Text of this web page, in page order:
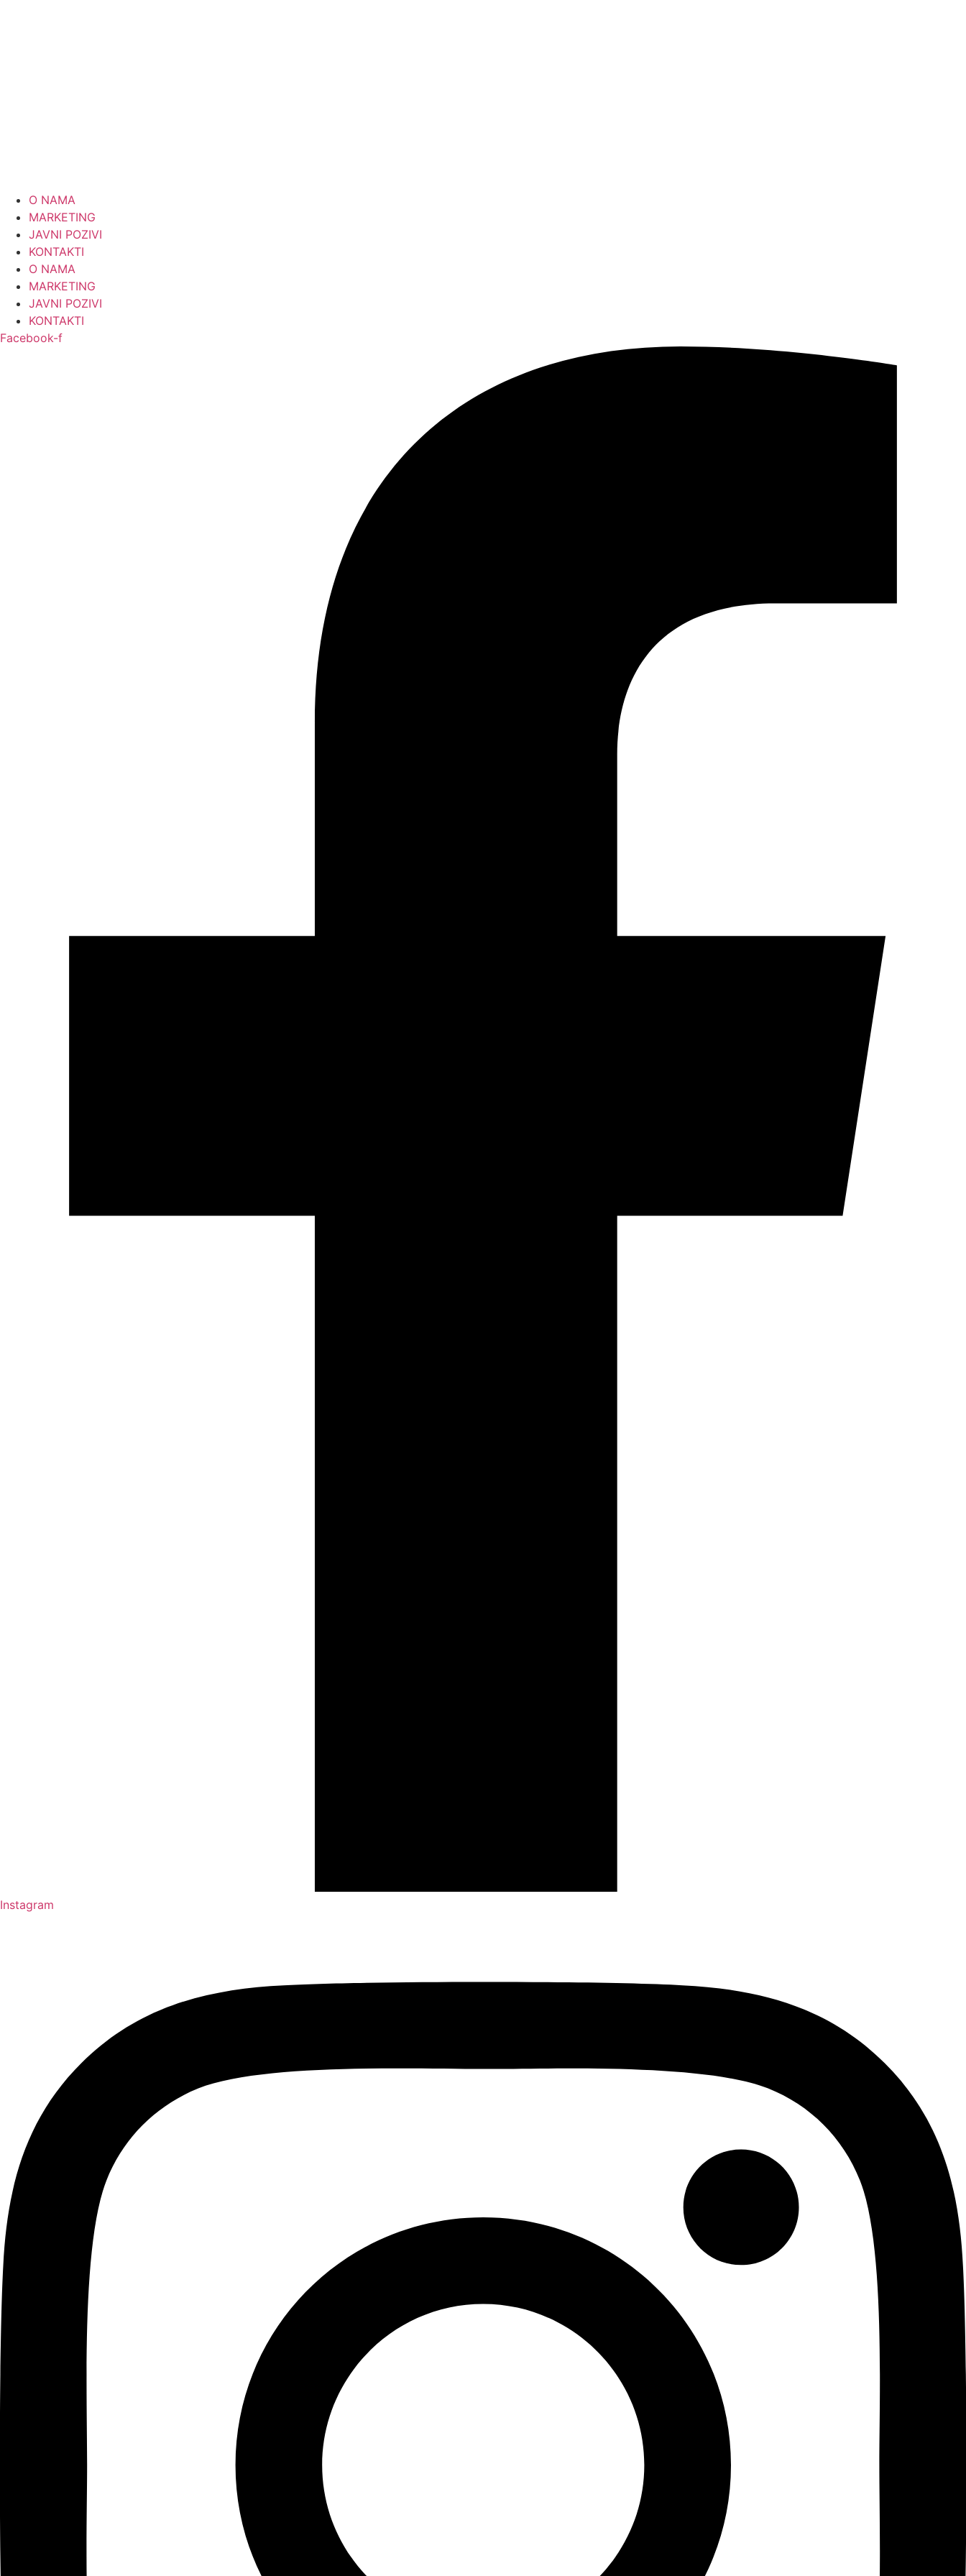
O NAMA
MARKETING
JAVNI POZIVI
KONTAKTI
O NAMA
MARKETING
JAVNI POZIVI
KONTAKTI
Facebook-f
Instagram